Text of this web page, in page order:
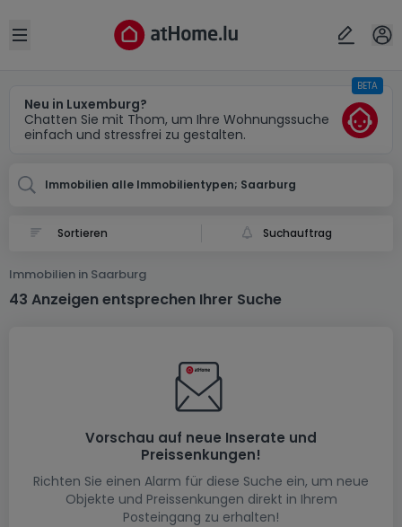
Open sidebar
Neu in Luxemburg?
Chatten Sie mit Thom, um Ihre Wohnungssuche
einfach und stressfrei zu gestalten.
BETA
Immobilien alle Immobilientypen; Saarburg
Suchauftrag
Immobilien in Saarburg
43 Anzeigen entsprechen Ihrer Suche
Vorschau auf neue Inserate und
Preissenkungen!
Richten Sie einen Alarm für diese Suche ein, um neue
Objekte und Preissenkungen direkt in Ihrem
Posteingang zu erhalten!
Ort
Abbrechen ok